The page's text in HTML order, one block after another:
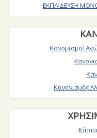
ΕΚΠΑΙΔΕΥΣΗ
Κανομισμοί
Κανονισμός